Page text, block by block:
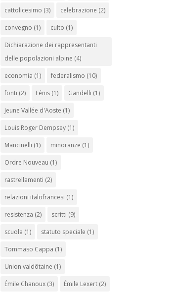
cattolicesimo (3) celebrazione (2)
convegno (1) culto (1)
Dichiarazione dei rappresentanti
delle popolazioni alpine (4)
economia (1) federalismo (10)
fonti (2) Fénis(1) Gandelli (1)
Jeune Vallée d'Aoste (1)
Louis Roger Dempsey(1)
Mancinelli (1) minoranze (1)
Ordre Nouveau (1)
rastrellamenti (2)
relazioni italofrancesi (1)
resistenza (2) scritti (9)
scuola (1) statuto speciale (1)
Tommaso Cappa (1)
Union valdôtaine (1)
Émile Chanoux(3) Émile Lexert(2)